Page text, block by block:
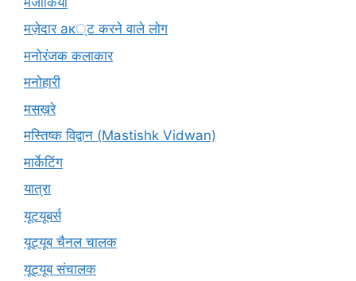
मज़ेदार ак्ट करने वाले लोग
मनोरंजक कलाकार
मनोहारी
मसख़रे
मस्तिष्क विद्वान (Mastishk Vidwan)
मार्केटिंग
यात्रा
यूटयूबर्स
यूट्यूब चैनल चालक
यूट्यूब संचालक